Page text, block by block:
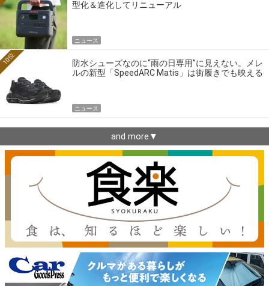
型化＆進化してリニューアル
ニュース
防水シューズなのに“雨の日専用”に見えない。メレ
ルの新型「SpeedARC Matis」は街履きでも映える
10位
ニュース
and more▼